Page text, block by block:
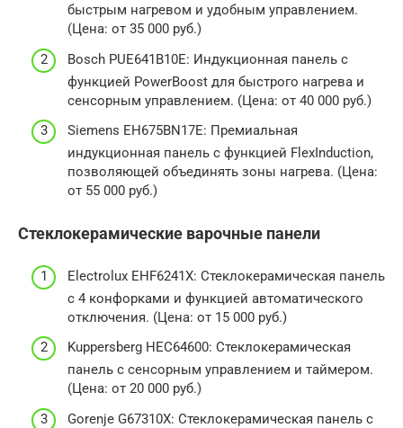
быстрым нагревом и удобным управлением.
(Цена: от 35 000 руб.)
Bosch PUE641B10E: Индукционная панель с
функцией PowerBoost для быстрого нагрева и
сенсорным управлением. (Цена: от 40 000 руб.)
Siemens EH675BN17E: Премиальная
индукционная панель с функцией FlexInduction,
позволяющей объединять зоны нагрева. (Цена:
от 55 000 руб.)
Стеклокерамические варочные панели
Electrolux EHF6241X: Стеклокерамическая панель
с 4 конфорками и функцией автоматического
отключения. (Цена: от 15 000 руб.)
Kuppersberg HEC64600: Стеклокерамическая
панель с сенсорным управлением и таймером.
(Цена: от 20 000 руб.)
Gorenje G67310X: Стеклокерамическая панель с